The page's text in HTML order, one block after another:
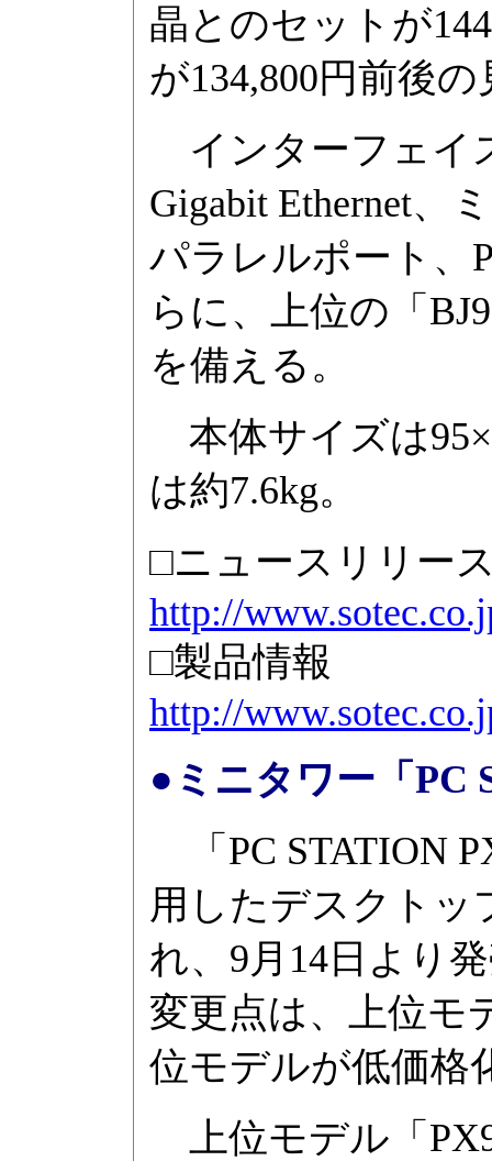
晶とのセットが
が134,800円前後
インターフェイ
Gigabit Ethernet、
パラレルポート、
らに、上位の「
を備える。
本体サイズは
は約7.6kg。
□ニュースリリー
http://
□製品情報
http://
●ミニタワー「PC
「PC STATION
用したデスクトッ
れ、9月14日より
変更点は、上位モ
位モデルが低価格
上位モデル「